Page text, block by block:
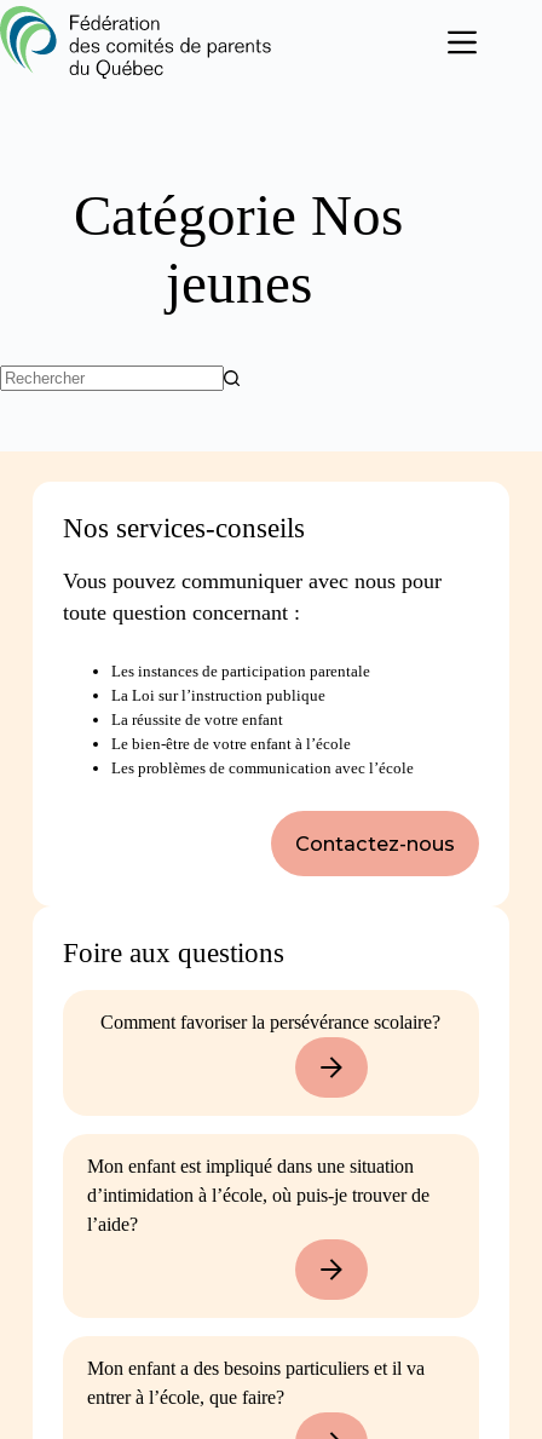
Passer
au
contenu
Catégorie Nos
jeunes
Nos services-conseils
Vous pouvez communiquer avec nous pour
toute question concernant :
Les instances de participation parentale
La Loi sur l’instruction publique
La réussite de votre enfant
Le bien-être de votre enfant à l’école
Les problèmes de communication avec l’école
Contactez-nous
Foire aux questions
Comment favoriser la persévérance scolaire?
Mon enfant est impliqué dans une situation
d’intimidation à l’école, où puis-je trouver de
l’aide?
Mon enfant a des besoins particuliers et il va
entrer à l’école, que faire?